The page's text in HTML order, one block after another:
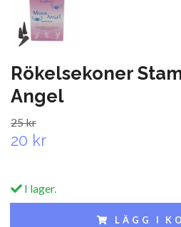
Rökelsekoner
Angel
25 kr
20 kr
I lager.
LÄGG I